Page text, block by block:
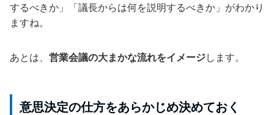
するべきか」「議長からは何を説明するべきか」がわかり
ますね。
あとは、 営業会議の大まかな流れをイメージします。
意思決定の仕方をあらかじめ決めておく